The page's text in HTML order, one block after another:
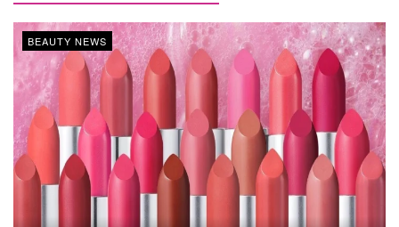
BEAUTY NEWS